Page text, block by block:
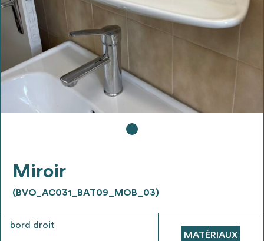
4
Ajouter les matériaux intéressants à "
liste"
Transmettre sa liste de manifestation
d'intérêt pour les matériaux
Exporter sa liste et ses fiches produits
Être recontacté afin d’obtenir plus de
Miroir
(BVO_AC031_BAT09_MOB_03)
bord droit
MATÉRIAUX